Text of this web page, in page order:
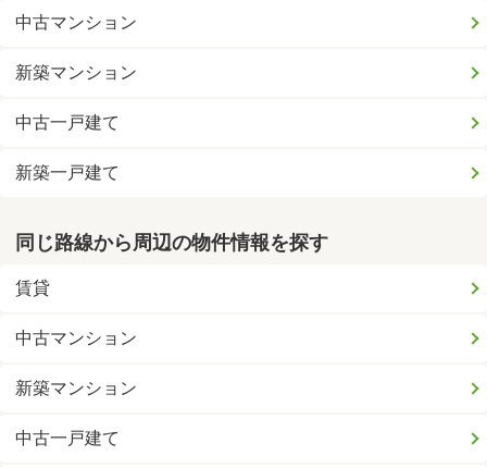
中古マンション
新築マンション
中古一戸建て
新築一戸建て
同じ路線から周辺の物件情報を探す
賃貸
中古マンション
新築マンション
中古一戸建て